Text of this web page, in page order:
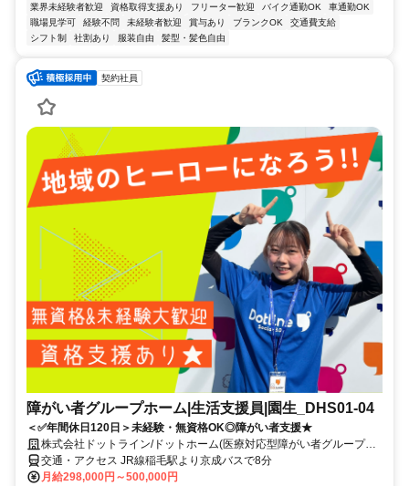
業界未経験者歓迎 資格取得支援あり フリーター歓迎 バイク通勤OK
車通勤OK
職場見学可
経験不問 未経験者歓迎 賞与あり ブランクOK
交通費支給
シフト制
社割あり 服装自由 髪型・髪色自由
契約社員
障がい者グループホーム|生活支援員|園生_DHS01-04
＜✅年間休日120日＞未経験・無資格OK◎障がい者支援★
株式会社ドットライン/ドットホーム(医療対応型障がい者グループホ
ーム)園生
交通・アクセス JR線稲毛駅より京成バスで8分
月給298,000円～500,000円